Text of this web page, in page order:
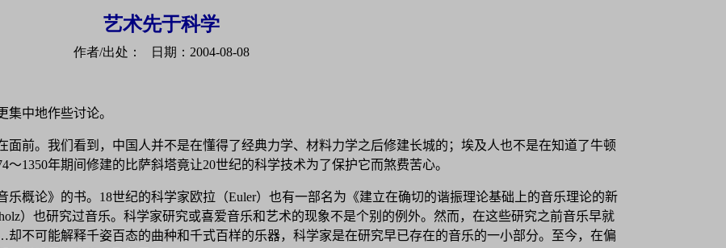
艺术先于科学
作者/出处： 日期：2004-08-08
中地作些讨论。
面前。我们看到，中国人并不是在懂得了经典力学、材料力学之后修建长城的；埃及人也不是在知道了牛顿
1350年期间修建的比萨斜塔竟让20世纪的科学技术为了保护它而煞费苦心。
乐概论》的书。18世纪的科学家欧拉（Euler）也有一部名为《建立在确切的谐振理论基础上的音乐理论的新
）也研究过音乐。科学家研究或喜爱音乐和艺术的现象不是个别的例外。然而，在这些研究之前音乐早就
不可能解释千姿百态的曲种和千式百样的乐器，科学家是在研究早已存在的音乐的一小部分。至今，在偏